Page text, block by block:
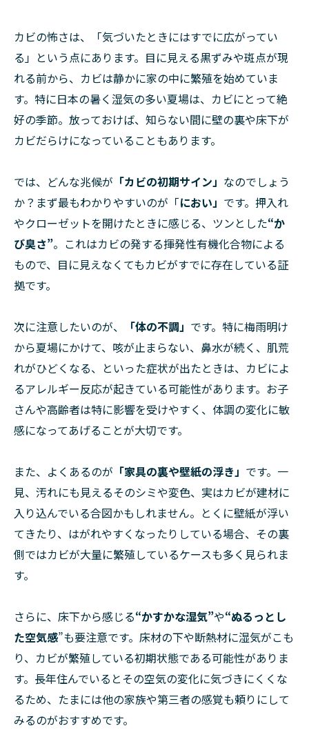
カビの怖さは、「気づいたときにはすでに広がってい
る」という点にあります。目に見える黒ずみや斑点が現
れる前から、カビは静かに家の中に繁殖を始めていま
す。特に日本の暑く湿気の多い夏場は、カビにとって絶
好の季節。放っておけば、知らない間に壁の裏や床下が
カビだらけになっていることもあります。
では、どんな兆候が 「カビの初期サイン」 なのでしょう
か？まず最もわかりやすいのが「におい」 です。押入れ
やクローゼットを開けたときに感じる、ツンとした“か
び臭さ”。これはカビの発する揮発性有機化合物による
もので、目に見えなくてもカビがすでに存在している証
拠です。
次に注意したいのが、 「体の不調」 です。特に梅雨明け
から夏場にかけて、咳が止まらない、鼻水が続く、肌荒
れがひどくなる、といった症状が出たときは、カビによ
るアレルギー反応が起きている可能性があります。お子
さんや高齢者は特に影響を受けやすく、体調の変化に敏
感になってあげることが大切です。
また、よくあるのが 「家具の裏や壁紙の浮き」 です。一
見、汚れにも見えるそのシミや変色、実はカビが建材に
入り込んでいる合図かもしれません。とくに壁紙が浮い
てきたり、はがれやすくなったりしている場合、その裏
側ではカビが大量に繁殖しているケースも多く見られま
す。
さらに、床下から感じる“かすかな湿気”や“ぬるっとし
た空気感”も要注意です。床材の下や断熱材に湿気がこも
り、カビが繁殖している初期状態である可能性がありま
す。長年住んでいるとその空気の変化に気づきにくくな
るため、たまには他の家族や第三者の感覚も頼りにして
みるのがおすすめです。